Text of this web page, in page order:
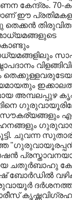
കേന്ദ്രം. 70-
ഈ
തെക്കന്‍
അമ്പലപ്പുഴ
ചുവന്ന
"ഗുരുവായൂരപ്പന്‍
ചതുര്‍ബാഹു
ബോര്‍‍ഡില്‍